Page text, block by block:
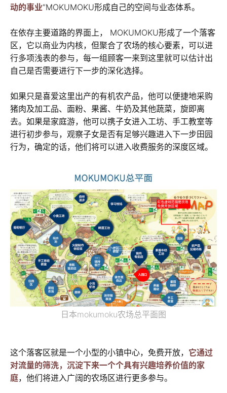
动的事业”MOKUMOKU形成自己的空间与业态体系。
在依存主要道路的界面上， MOKUMOKU形成了一个落客
区，它以商业为内核，但聚合了农场的核心要素，可以进
行多项浅表的参与，每一组顾客一来到这里就可以估计出
自己是否需要进行下一步的深化选择。
如果只是喜爱这里出产的有机农产品，他可以便捷地采购
猪肉及加工品、面粉、果酱、牛奶及其他蔬菜，旋即离
去。如果是家庭游，他可以携子女进入工坊、手工教室等
进行初步参与，观察子女是否有足够兴趣进入下一步田园
行为，确定的话，他们将可以进入收费服务的深度区域。
日本mokumoku农场总平面图
这个落客区就是一个小型的小镇中心，免费开放， 它通过
对流量的筛洗，沉淀下来一个个具有兴趣培养价值的家
庭，他们将进入广阔的农场区进行更多参与。